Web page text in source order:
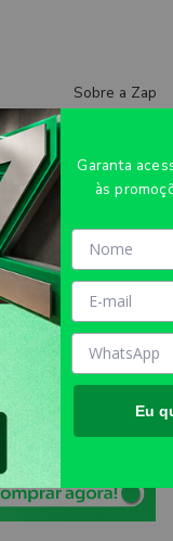
Sobre a Zap
Central de
Garanta
às
Eu